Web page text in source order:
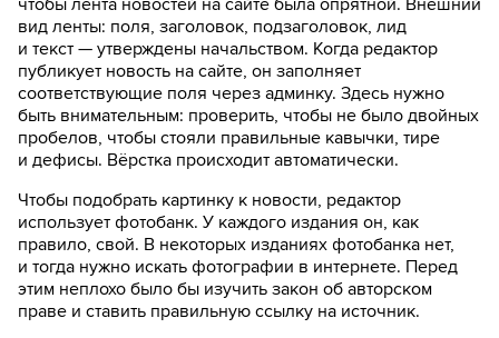
вид ленты: поля, заголовок, подзаголовок, лид
и текст — утверждены начальством. Когда редактор
публикует новость на сайте, он заполняет
соответствующие поля через админку. Здесь нужно
быть внимательным: проверить, чтобы не было двойных
пробелов, чтобы стояли правильные кавычки, тире
и дефисы. Вёрстка происходит автоматически.
Чтобы подобрать картинку к новости, редактор
использует фотобанк. У каждого издания он, как
правило, свой. В некоторых изданиях фотобанка нет,
и тогда нужно искать фотографии в интернете. Перед
этим неплохо было бы изучить закон об авторском
праве и ставить правильную ссылку на источник.